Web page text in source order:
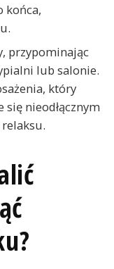
końca,
przypominając
lub salonie.
który
nieodłącznym